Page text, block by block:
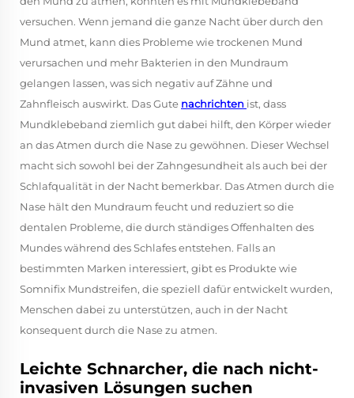
versuchen. Wenn jemand die ganze Nacht über durch den
Mund atmet, kann dies Probleme wie trockenen Mund
verursachen und mehr Bakterien in den Mundraum
gelangen lassen, was sich negativ auf Zähne und
Zahnfleisch auswirkt. Das Gute nachrichten ist, dass
Mundklebeband ziemlich gut dabei hilft, den Körper wieder
an das Atmen durch die Nase zu gewöhnen. Dieser Wechsel
macht sich sowohl bei der Zahngesundheit als auch bei der
Schlafqualität in der Nacht bemerkbar. Das Atmen durch die
Nase hält den Mundraum feucht und reduziert so die
dentalen Probleme, die durch ständiges Offenhalten des
Mundes während des Schlafes entstehen. Falls an
bestimmten Marken interessiert, gibt es Produkte wie
Somnifix Mundstreifen, die speziell dafür entwickelt wurden,
Menschen dabei zu unterstützen, auch in der Nacht
konsequent durch die Nase zu atmen.
Leichte Schnarcher, die nach nicht-
invasiven Lösungen suchen